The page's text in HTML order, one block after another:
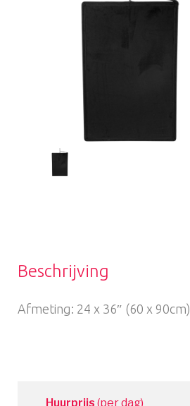
Beschrijving
Afmeting: 24 x 36″ (60 x 90cm)
Huurprijs (per dag)